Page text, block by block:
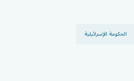
الحكومة الإسرائيلية